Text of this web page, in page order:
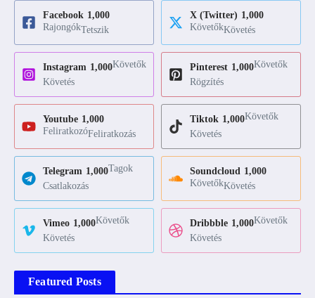
Facebook 1,000
RajongókTetszik
X (Twitter) 1,000
KövetőkKövetés
Instagram 1,000Követők
Követés
Pinterest 1,000Követők
Rögzítés
Youtube 1,000
FeliratkozóFeliratkozás
Tiktok 1,000Követők
Követés
Telegram 1,000Tagok
Csatlakozás
Soundcloud 1,000
KövetőkKövetés
Vimeo 1,000Követők
Követés
Dribbble 1,000Követők
Követés
Featured Posts